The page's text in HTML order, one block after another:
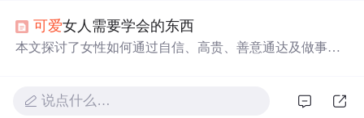
美学、设计数据逻辑，作者几乎没写几行代码，CodeBudd
y就完成开发，展现出高效与贴心。
可爱女人需要学会的东西
本文探讨了女性如何通过自信、高贵、善意通达及做事有
说点什么…